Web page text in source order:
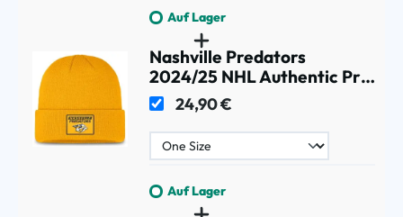
Auf Lager
Nashville Predators
2024/25 NHL Authentic Pro
Beanie Wintermütze Gelb
24,90 €
Auf Lager